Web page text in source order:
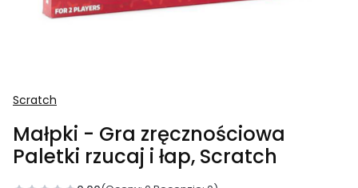
Scratch
Małpki - Gra zręcznościowa
Paletki rzucaj i łap, Scratch